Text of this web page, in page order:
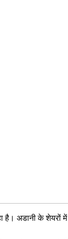
अडानी के